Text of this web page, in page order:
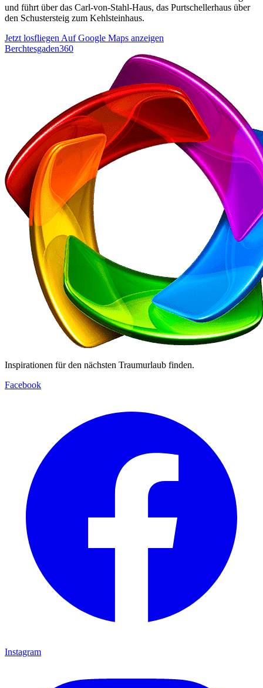
und führt über das Carl-von-Stahl-Haus, das Purtschellerhaus über
den Schustersteig zum Kehlsteinhaus.
Jetzt losfliegen Auf Google Maps anzeigen
Berchtesgaden360
Inspirationen für den nächsten Traumurlaub finden.
Facebook
Instagram